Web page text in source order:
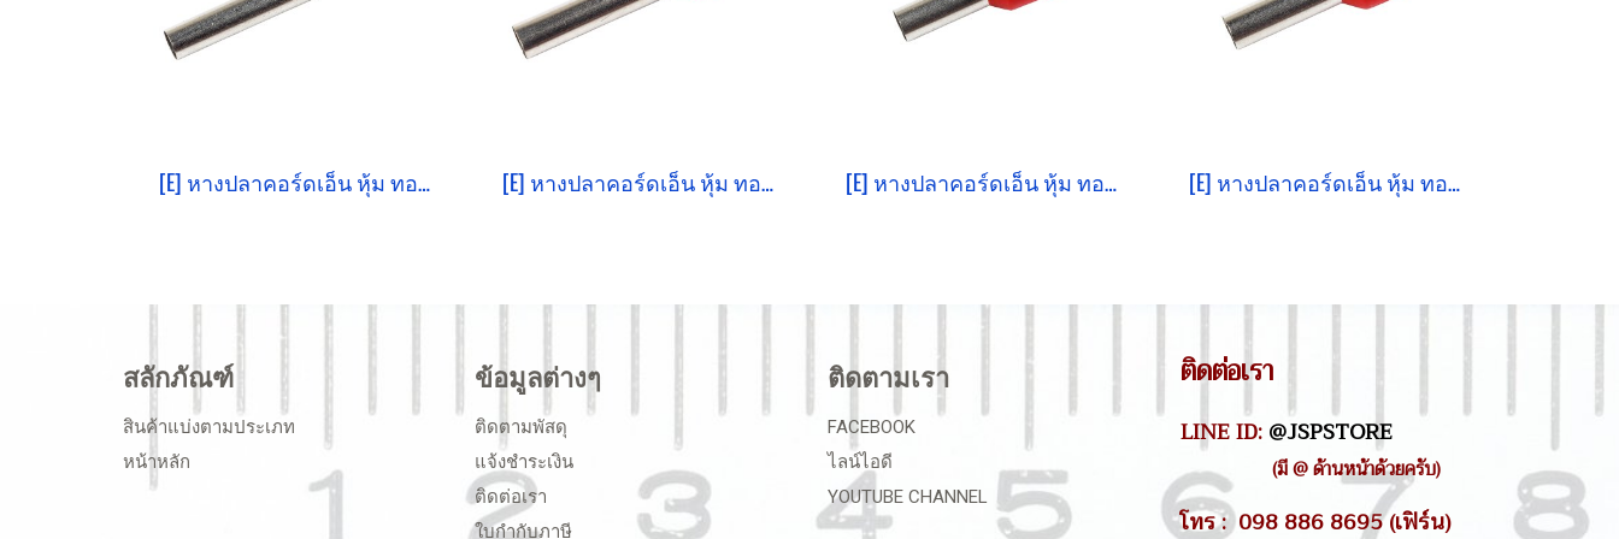
[E] หางปลาคอร์ดเอ็น หุ้ม ทองแดงชุบดีบุก E4018 [E] หางปลาคอร์ดเอ็น หุ้ม ทองแดงชุบดีบุก E6018 [E] หางปลาคอร์ดเอ็น หุ้ม ทองแดงชุบดีบุก E6010 [E] หางปลาคอร์ดเอ็น หุ้ม ทองแดงชุบดีบุก E6012
สลักภัณฑ์
สินค้าแบ่งตามประเภท
หน้าหลัก
ข้อมูลต่างๆ
ติดตามพัสดุ
แจ้งชำระเงิน
ติดต่อเรา
ใบกำกับภาษี
ติดตามเรา
FACEBOOK
ไลน์ไอดี
YOUTUBE CHANNEL
ติดต่อเรา
LINE ID:@JSPSTORE
(มี @ ด้านหน้าด้วยครับ)
โทร : 098 886 8695 (เฟิร์น)